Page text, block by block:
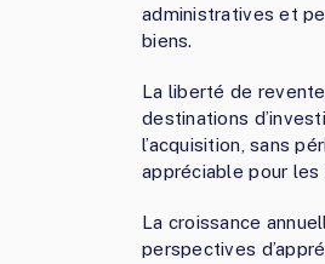
administratives et
biens.
La liberté de
destinations
l’acquisition, sans
appréciable pour
La croissance
perspectives